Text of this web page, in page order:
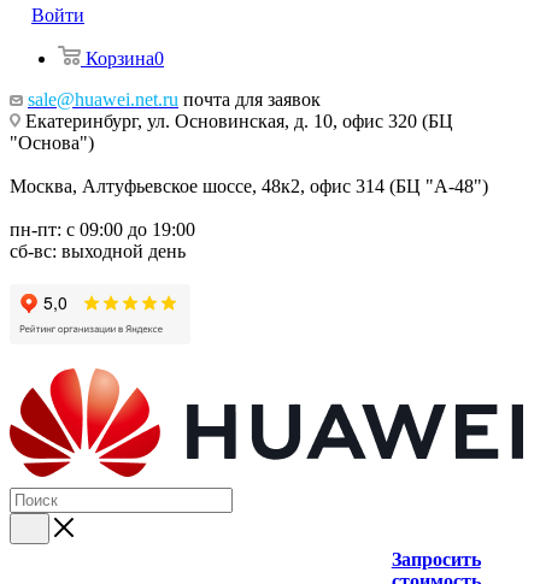
Войти
Корзина0
sale@huawei.net.ru почта для заявок
Екатеринбург, ул. Основинская, д. 10, офис 320 (БЦ
"Основа")
Москва, Алтуфьевское шоссе, 48к2, офис 314 (БЦ "А-48")
пн-пт: с 09:00 до 19:00
сб-вс: выходной день
Запросить